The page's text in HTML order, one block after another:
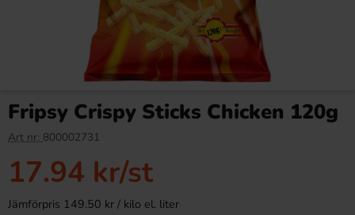
Fripsy Crispy Sticks Chicken 120g
Art nr: 800002731
17.94 kr/st
Jämförpris 149.50 kr / kilo el. liter